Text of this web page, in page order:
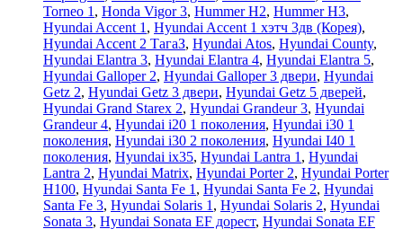
Torneo 1 , Honda Vigor 3, Hummer H2, Hummer H3,
Hyundai Accent 1 , Hyundai Accent 1 хэтч 3дв (Корея),
Hyundai Accent 2 ТагаЗ, Hyundai Atos, Hyundai County,
Hyundai Elantra 3, Hyundai Elantra 4, Hyundai Elantra 5,
Hyundai Galloper 2, Hyundai Galloper 3 двери, Hyundai
Getz 2, Hyundai Getz 3 двери, Hyundai Getz 5 дверей,
Hyundai Grand Starex 2, Hyundai Grandeur 3, Hyundai
Grandeur 4, Hyundai i20 1 поколения, Hyundai i30 1
поколения, Hyundai i30 2 поколения, Hyundai I40 1
поколения, Hyundai ix35, Hyundai Lantra 1 , Hyundai
Lantra 2, Hyundai Matrix, Hyundai Porter 2, Hyundai Porter
H100, Hyundai Santa Fe 1 , Hyundai Santa Fe 2, Hyundai
Santa Fe 3, Hyundai Solaris 1 , Hyundai Solaris 2, Hyundai
Sonata 3, Hyundai Sonata EF дорест, Hyundai Sonata EF